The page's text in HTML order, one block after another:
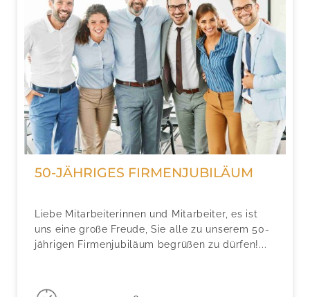
50-JÄHRIGES FIRMENJUBILÄUM
Liebe Mitarbeiterinnen und Mitarbeiter, es ist
uns eine große Freude, Sie alle zu unserem 50-
jährigen Firmenjubiläum begrüßen zu dürfen!...